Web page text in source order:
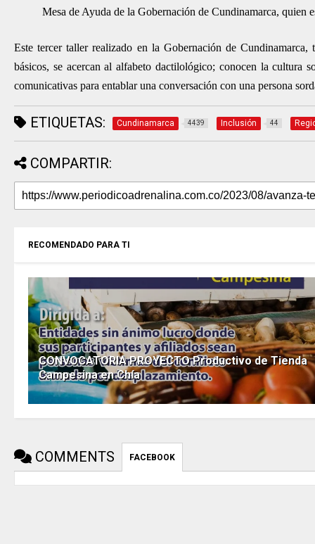
Mesa de Ayuda de la Gobernación de Cundinamarca, quien
Este tercer taller realizado en la Gobernación de
básicos, se acercan al alfabeto dactilológico; conocen la cultura
comunicativas para entablar una conversación con una persona
ETIQUETAS: Cundinamarca 4439 Inclusión 44
COMPARTIR:
RECOMENDADO PARA TI
CONVOCATORIA PROYECTO Productivo de Tienda
Campesina en Chía
COMMENTS FACEBOOK